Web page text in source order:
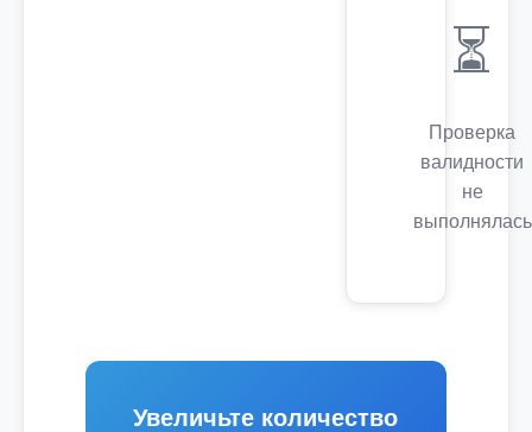
⏳
Проверка
валидности
не
выполнялась
Увеличьте количество